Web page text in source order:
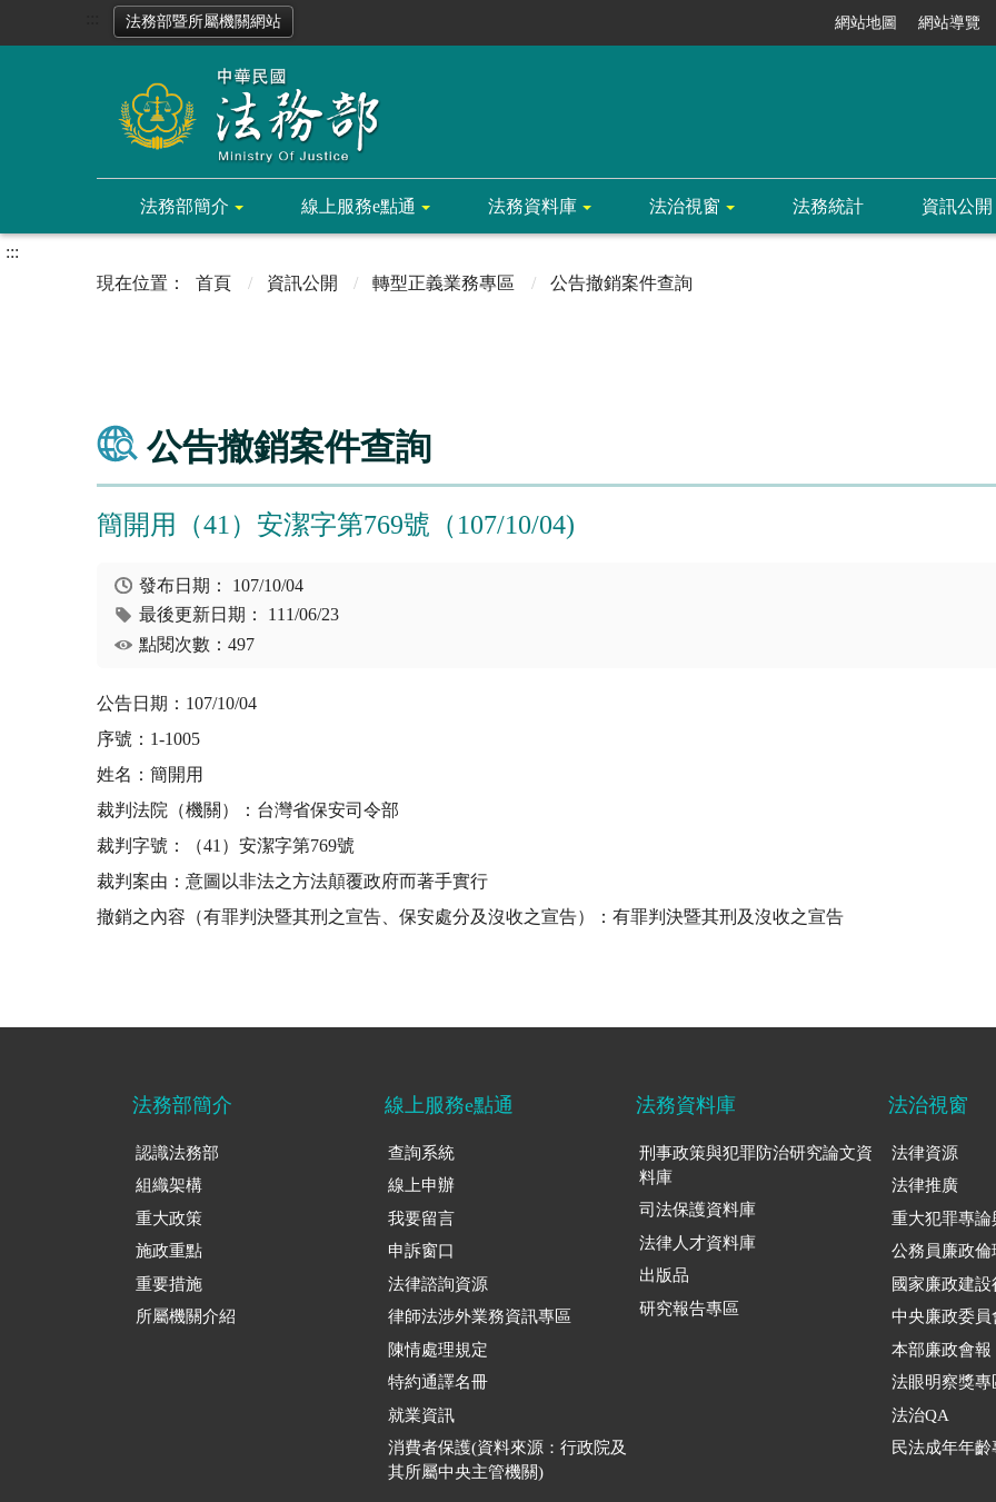
法務部暨所屬機關網站 網站地圖 網站導覽
法務部簡介 線上服務e點通 法務資料庫 法治視窗 法務統計 資訊公開
:::
首頁
資訊公開 轉型正義業務專區 公告撤銷案件查詢
公告撤銷案件查詢
簡開用（41）安潔字第769號（107/10/04)
發布日期： 107/10/04
最後更新日期： 111/06/23
點閱次數：497
公告日期：107/10/04
序號：1-1005
姓名：簡開用
裁判法院（機關）：台灣省保安司令部
裁判字號：（41）安潔字第769號
裁判案由：意圖以非法之方法顛覆政府而著手實行
撤銷之內容（有罪判決暨其刑之宣告、保安處分及沒收之宣告）：有罪判決暨其刑及沒收之宣告
法務部簡介
認識法務部
組織架構
重大政策
施政重點
重要措施
所屬機關介紹
線上服務e點通
查詢系統
線上申辦
我要留言
申訴窗口
法律諮詢資源
律師法涉外業務資訊專區
陳情處理規定
特約通譯名冊
就業資訊
消費者保護(資料來源：行政院及
其所屬中央主管機關)
法務資料庫
刑事政策與犯罪防治研究論文資
料庫
司法保護資料庫
法律人才資料庫
出版品
研究報告專區
法治視窗
法律資源
法律推廣
重大犯罪專論
公務員廉政倫
國家廉政建
中央廉政委員
本部廉政會報
法眼明察獎專
法治QA
民法成年年齡